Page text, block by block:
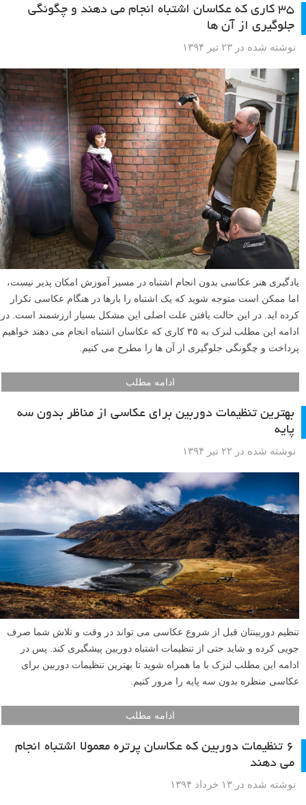
در این مطلب لنزک می‌خواهیم نگاهی به برخی از بهترین تنظیمات دوربین
برای عکاسی پرتره با نور پنجره بیاندازیم.
ادامه مطلب
۳۵ کاری که عکاسان اشتباه انجام می دهند و چگونگی
جلوگیری از آن ها
نوشته شده در ۲۳ تیر ۱۳۹۴
یادگیری هنر عکاسی بدون انجام اشتباه در مسیر آموزش امکان پذیر نیست،
اما ممکن است متوجه شوید که یک اشتباه را بارها در هنگام عکاسی تکرار
کرده اید. در این حالت یافتن علت اصلی این مشکل بسیار ارزشمند است. در
ادامه این مطلب لنزک به ۳۵ کاری که عکاسان اشتباه انجام می دهند خواهیم
پرداخت و چگونگی جلوگیری از آن ها را مطرح می کنیم.
ادامه مطلب
بهترین تنظیمات دوربین برای عکاسی از مناظر بدون سه
پایه
نوشته شده در ۲۲ تیر ۱۳۹۴